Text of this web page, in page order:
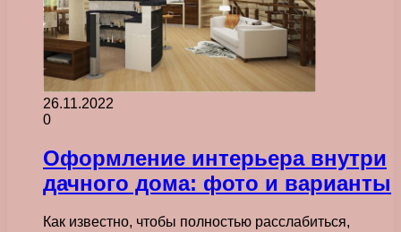
26.11.2022
0
Оформление интерьера внутри
дачного дома: фото и варианты
Как известно, чтобы полностью расслабиться,